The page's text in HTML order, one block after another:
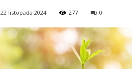
22 listopada 2024 277 0